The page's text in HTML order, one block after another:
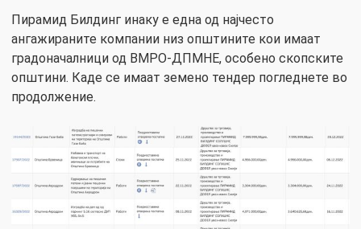
Пирамид Билдинг инаку е една од најчесто
ангажираните компании низ општините кои имаат
градоначалници од ВМРО-ДПМНЕ, особено скопските
општини. Каде се имаат земено тендер погледнете во
продолжение.